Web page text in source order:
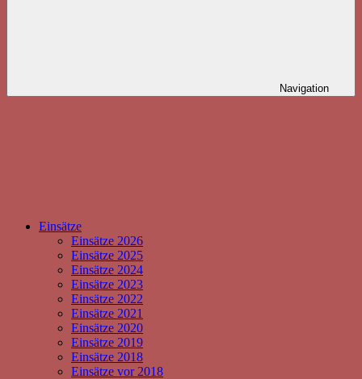
Navigation
Einsätze
Einsätze 2026
Einsätze 2025
Einsätze 2024
Einsätze 2023
Einsätze 2022
Einsätze 2021
Einsätze 2020
Einsätze 2019
Einsätze 2018
Einsätze vor 2018